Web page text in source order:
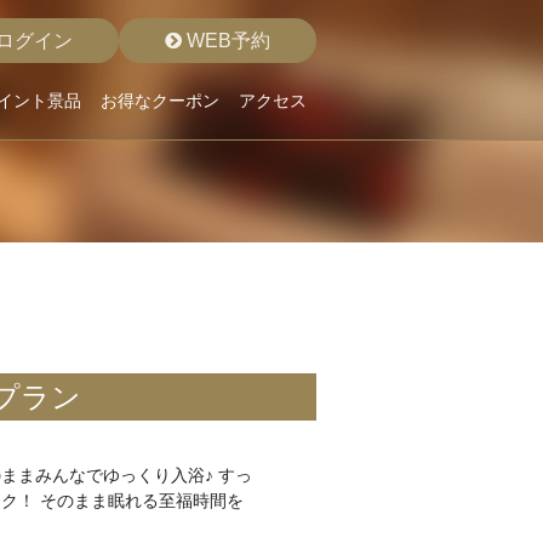
WEB予約
グイン
ント景品 お得なクーポン アクセス
ラン
まみんなでゆっくり入浴♪ すっ
！ そのまま眠れる至福時間を